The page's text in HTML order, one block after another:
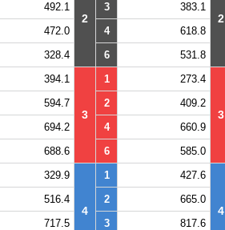
2 2
492.1 3 383.1
472.0 4 618.8
328.4 6 531.8
394.1
3
1 273.4
3
594.7 2 409.2
694.2 4 660.9
688.6 6 585.0
329.9
4
1 427.6
4
516.4 2 665.0
717.5 3 817.6